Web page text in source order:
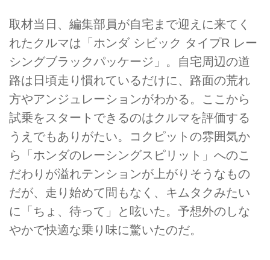
取材当日、編集部員が自宅まで迎えに来てく
れたクルマは「ホンダ シビック タイプR レー
シングブラックパッケージ」。自宅周辺の道
路は日頃走り慣れているだけに、路面の荒れ
方やアンジュレーションがわかる。ここから
試乗をスタートできるのはクルマを評価する
うえでもありがたい。コクピットの雰囲気か
ら「ホンダのレーシングスピリット」へのこ
だわりが溢れテンションが上がりそうなもの
だが、走り始めて間もなく、キムタクみたい
に「ちょ、待って」と呟いた。予想外のしな
やかで快適な乗り味に驚いたのだ。